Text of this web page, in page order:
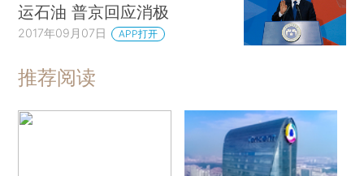
运石油 普京回应消极
2017年09月07日 APP打开
推荐阅读